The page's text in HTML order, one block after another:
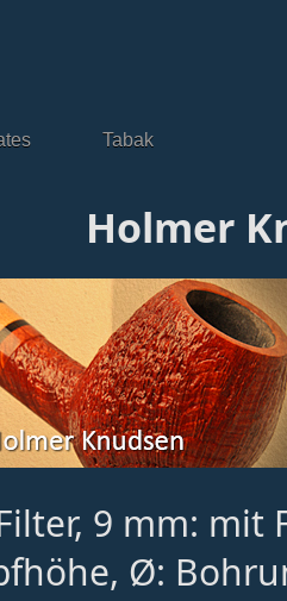
Tabak
Holmer
9 mm: mit
Ø: